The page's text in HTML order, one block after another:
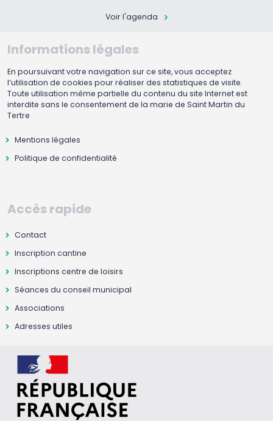
Voir l'agenda
Informations légales
En poursuivant votre navigation sur ce site, vous acceptez
l’utilisation de cookies pour réaliser des statistiques de visite.
Toute utilisation même partielle du contenu du site Internet est
interdite sans le consentement de la marie de Saint Martin du
Tertre
Mentions légales
Politique de confidentialité
Accès rapide
Contact
Inscription cantine
Inscriptions centre de loisirs
Séances du conseil municipal
Associations
Adresses utiles